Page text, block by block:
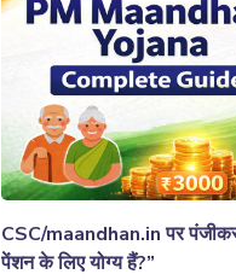
CSC/maandhan.in पर
पेंशन के लिए योग्य हैं?”